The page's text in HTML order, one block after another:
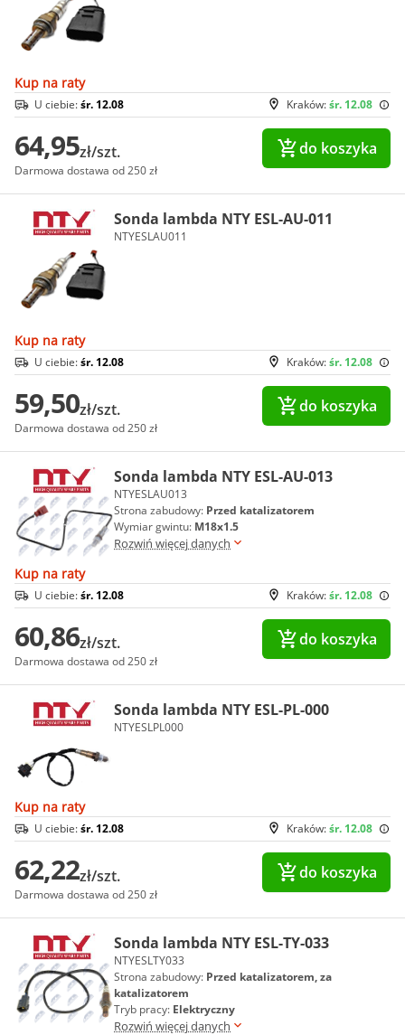
Kup na raty
Kraków:śr. 12.08
U ciebie:śr. 12.08
64,95zł/szt.
Darmowa dostawa od 250 zł
do koszyka
Sonda lambda NTY ESL-AU-011
NTYESLAU011
Kup na raty
Kraków:śr. 12.08
U ciebie:śr. 12.08
59,50zł/szt.
Darmowa dostawa od 250 zł
do koszyka
Sonda lambda NTY ESL-AU-013
NTYESLAU013
Strona zabudowy: Przed katalizatorem
Wymiar gwintu: M18x1.5
Rozwiń więcej danych
Kup na raty
Kraków:śr. 12.08
U ciebie:śr. 12.08
60,86zł/szt.
Darmowa dostawa od 250 zł
do koszyka
Sonda lambda NTY ESL-PL-000
NTYESLPL000
Kup na raty
Kraków:śr. 12.08
U ciebie:śr. 12.08
62,22zł/szt.
Darmowa dostawa od 250 zł
do koszyka
Sonda lambda NTY ESL-TY-033
NTYESLTY033
Strona zabudowy: Przed katalizatorem, za
katalizatorem
Tryb pracy: Elektryczny
Rozwiń więcej danych